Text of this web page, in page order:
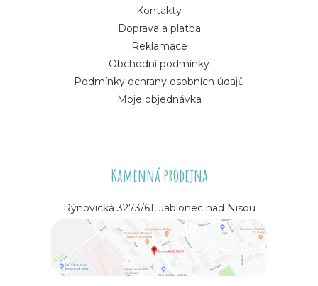
Kontakty
Doprava a platba
Reklamace
Obchodní podmínky
Podmínky ochrany osobních údajů
Moje objednávka
Kamenná prodejna
Rýnovická 3273/61, Jablonec nad Nisou